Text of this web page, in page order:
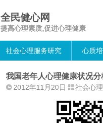
全民健心网
提高心理素质,促进心理健康
社会心理服务研究 心质
我国老年人心理健康状况
2012年11月20日 社会心